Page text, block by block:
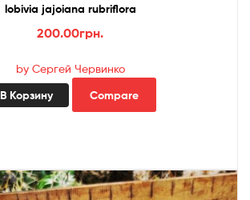
lobivia jajoiana rubriflora
200.00грн.
by Сергей Червинко
В Корзину Compare